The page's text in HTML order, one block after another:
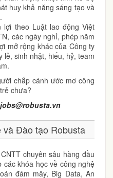
huy khả năng sáng tạo và
theo Luật lao động Việt
các ngày nghỉ, phép năm
mở rộng khác của Công ty
lễ, sinh nhật, hiếu, hỷ, team
chắp cánh ước mơ công
chưa?
jobs@robusta.vn
và Đào tạo Robusta
chuyên sâu hàng đầu
các khóa học về công nghệ
đám mây, Big Data, An